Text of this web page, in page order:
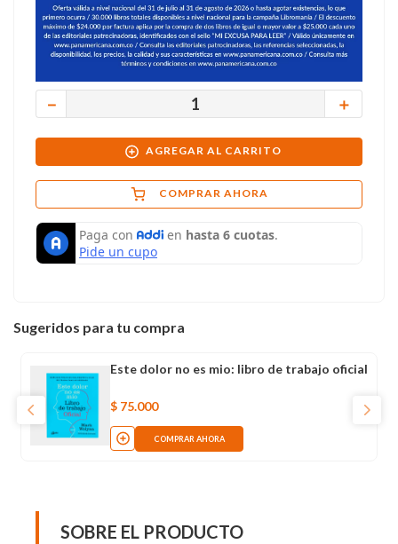
＋
－
AGREGAR AL CARRITO
COMPRAR AHORA
Sugeridos para tu compra
Este dolor no es mio: libro de trabajo oficial
$ 75.000
COMPRAR AHORA
SOBRE EL PRODUCTO